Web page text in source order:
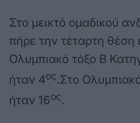
Στο μεικτό ομαδικού
πήρε την τέταρτη θέση
Ολυμπιακό τόξο Β
ήταν 4ος.Στο
ήταν 16ος.